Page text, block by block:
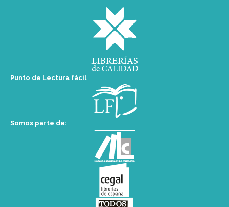
Punto de Lectura fácil
Somos parte de: